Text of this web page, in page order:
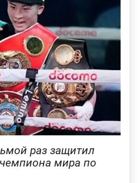
раз защитил
мира по